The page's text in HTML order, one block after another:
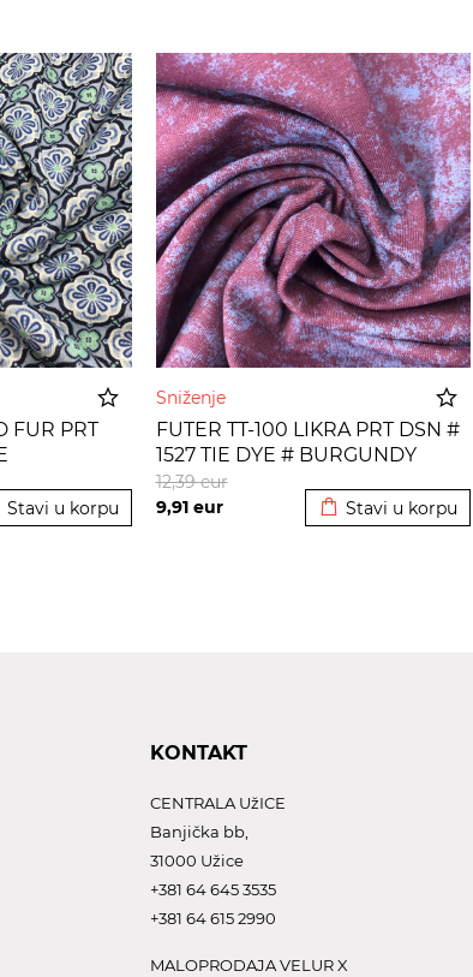
FUR PRT
Stavi u korpu
Sniženje
FUTER TT-100 LIKRA PRT DSN #
1527 TIE DYE # BURGUNDY
9,91 eur
12,39eur
Stavi u korpu
KONTAKT
CENTRALA UžICE
Banjička bb,
31000 Užice
+381 64 645 3535
+381 64 615 2990
MALOPRODAJA VELUR X